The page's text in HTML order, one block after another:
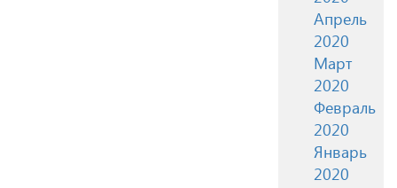
Апрель
2020
Март
2020
Февраль
2020
Январь
2020